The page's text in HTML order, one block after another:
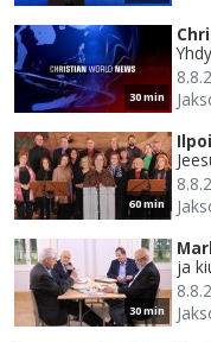
30 min
60 min
30 min
ja